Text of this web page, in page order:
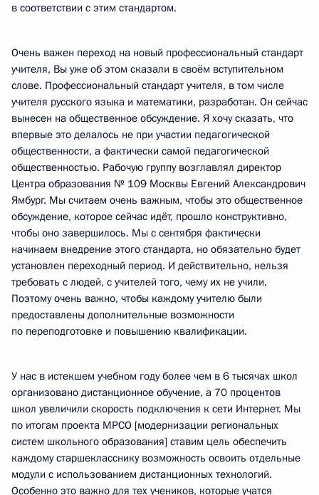
в соответствии с этим стандартом.
Очень важен переход на новый профессиональный стандарт
учителя, Вы уже об этом сказали в своём вступительном
слове. Профессиональный стандарт учителя, в том числе
учителя русского языка и математики, разработан. Он сейчас
вынесен на общественное обсуждение. Я хочу сказать, что
впервые это делалось не при участии педагогической
общественности, а фактически самой педагогической
общественностью. Рабочую группу возглавлял директор
Центра образования № 109 Москвы Евгений Александрович
Ямбург. Мы считаем очень важным, чтобы это общественное
обсуждение, которое сейчас идёт, прошло конструктивно,
чтобы оно завершилось. Мы с сентября фактически
начинаем внедрение этого стандарта, но обязательно будет
установлен переходный период. И действительно, нельзя
требовать с людей, с учителей того, чему их не учили.
Поэтому очень важно, чтобы каждому учителю были
предоставлены дополнительные возможности
по переподготовке и повышению квалификации.
У нас в истекшем учебном году более чем в 6 тысячах школ
организовано дистанционное обучение, а 70 процентов
школ увеличили скорость подключения к сети Интернет. Мы
по итогам проекта МРСО [модернизации региональных
систем школьного образования] ставим цель обеспечить
каждому старшекласснику возможность освоить отдельные
модули с использованием дистанционных технологий.
Особенно это важно для тех учеников, которые учатся